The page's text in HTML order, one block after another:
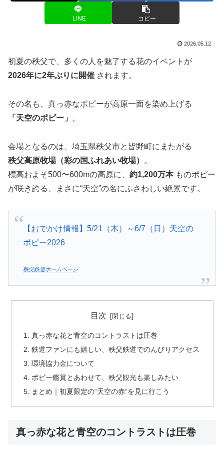
LINE コピー
2026.05.12
初夏の秩父で、多くの人を魅了する花のイベントが
2026年に2年ぶりに開催 されます。
その名も、真っ赤なポピーが高原一面を染め上げる
「天空のポピー」
。
会場となるのは、埼玉県秩父市と皆野町にまたがる
秩父高原牧場（彩の国ふれあい牧場）
。
標高およそ500〜600mの高原に、 約1,200万本ものポピー
が咲き誇る、まさに“天空”の名にふさわしい絶景です。
【おでかけ情報】5/21（木）～6/7（日）天空の
ポピー2026
秩父鉄道ホームページ
目次
真っ赤な花と青空のコントラストは圧巻
鉄道ファンにも嬉しい、秩父鉄道でのんびりアクセス
環境協力金について
ポピー鑑賞とあわせて、秩父観光も楽しみたい
まとめ｜初夏限定の“天空の赤”を見に行こう
真っ赤な花と青空のコントラストは圧巻